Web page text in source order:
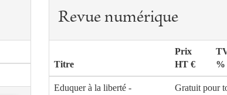
Revue numérique
Titre
Prix
HT €
%
Eduquer à la liberté -
Gratuit pour